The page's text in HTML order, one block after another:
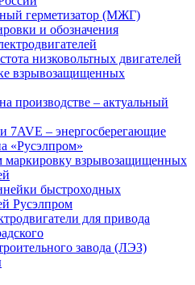
герметизатор (МЖГ)
и обозначения
низковольтных двигателей
взрывозащищенных
производстве – актуальный
7AVE – энергосберегающие
«Русэлпром»
маркировку взрывозащищенных
быстроходных
Русэлпром
для привода
завода (ЛЭЗ)